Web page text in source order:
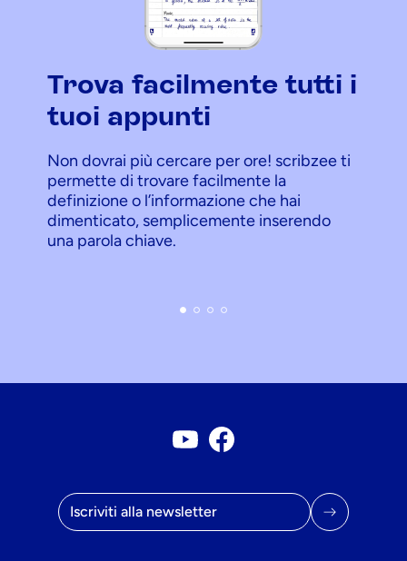
Trova facilmente tutti i
tuoi appunti
Non dovrai più cercare per ore! scribzee ti
permette di trovare facilmente la
definizione o l’informazione che hai
dimenticato, semplicemente inserendo
una parola chiave.
Indirizzo e-mail